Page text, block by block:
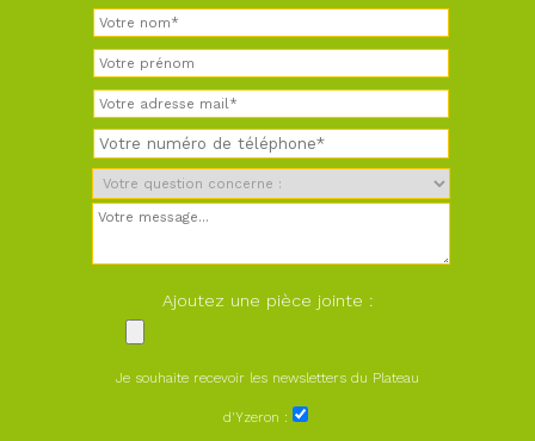
Ajoutez une pièce jointe :
Je souhaite recevoir les newsletters du Plateau
d'Yzeron :